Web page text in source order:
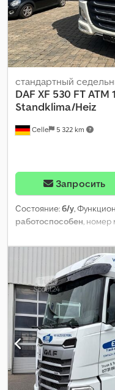
Celle 5 322 km
стандартный
DAF XF 530 FT ATM
Standklima/Heiz
Запросить
Состояние:б/у,
работоспособен, номер
(530,25 л.с.), первая
, собственный
размер шины:385/65
конфигурация осей:
4x2,
топливо:дизель ,
CO₂:
85 г/км , ёмкость
кабина водителя:
автоматический
,
кроватей:2, общая длина:
общая высота:4 000 мм,
8 000 кг, допустимая